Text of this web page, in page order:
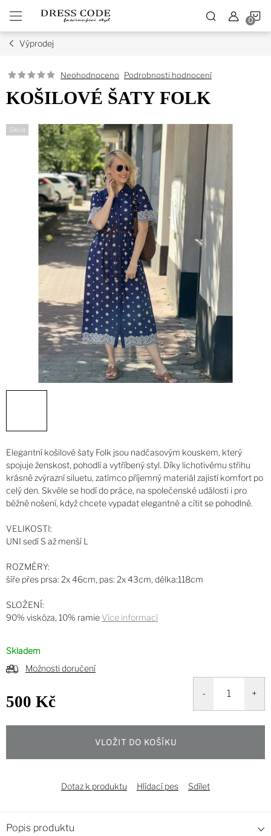
obsah
Výprodej
Neohodnoceno Podrobnosti hodnocení
KOŠILOVÉ ŠATY FOLK
Sleva
Elegantní košilové šaty Folk jsou nadčasovým kouskem, který
spojuje ženskost, pohodlí a vytříbený styl. Díky lichotivému střihu
krásně zvýrazní siluetu, zatímco příjemný materiál zajistí komfort po
celý den. Skvěle se hodí do práce, na společenské události i pro
běžné nošení, když chcete vypadat elegantně a cítit se pohodlně.
VELIKOSTI:
UNI sedí S až menší L
ROZMĚRY:
šíře přes prsa: 2x 46cm, pas: 2x 43cm, délka:118cm
SLOŽENÍ:
90% viskóza, 10% ramie Více informací
Skladem
Možnosti doručení
500 Kč
VLOŽIT DO KOŠÍKU
Dotaz k produktu Hlídací pes Sdílet
Popis produktu